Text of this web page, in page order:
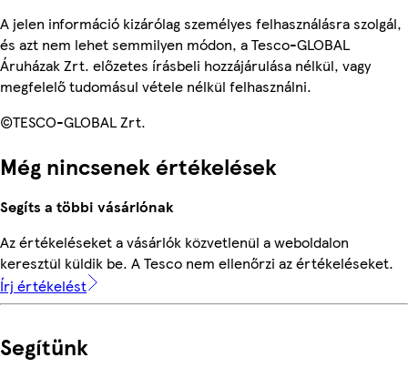
A jelen információ kizárólag személyes felhasználásra szolgál,
és azt nem lehet semmilyen módon, a Tesco-GLOBAL
Áruházak Zrt. előzetes írásbeli hozzájárulása nélkül, vagy
megfelelő tudomásul vétele nélkül felhasználni.
©TESCO-GLOBAL Zrt.
Még nincsenek értékelések
Segíts a többi vásárlónak
Az értékeléseket a vásárlók közvetlenül a weboldalon
keresztül küldik be. A Tesco nem ellenőrzi az értékeléseket.
Írj értékelést
Segítünk